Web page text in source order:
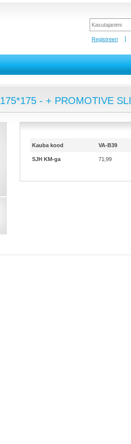
Registreeri
- + PROMOTIVE SLI
Kauba kood VA-B39
SJH KM-ga 71,99